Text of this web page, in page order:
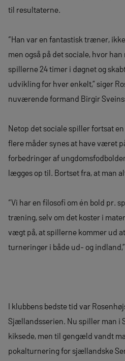
til resultaterne.
“Han var en fantastisk træner,
men også på det sociale, hvor
spillerne 24 timer i døgnet og
udvikling for hver enkelt,” siger
nuværende formand Birgir
Netop det sociale spiller fortsat
flere måder synes at have været
forbedringer af
lægges op til. Bortset fra, at man
“Vi har en filosofi om én bold pr.
træning, selv om det koster i
vægt på, at spillerne kommer ud
turneringer i både ud- og
I klubbens bedste tid var
Sjællandsserien. Nu spiller man i
kiksede, men til gengæld vandt
pokalturnering for sjællandske